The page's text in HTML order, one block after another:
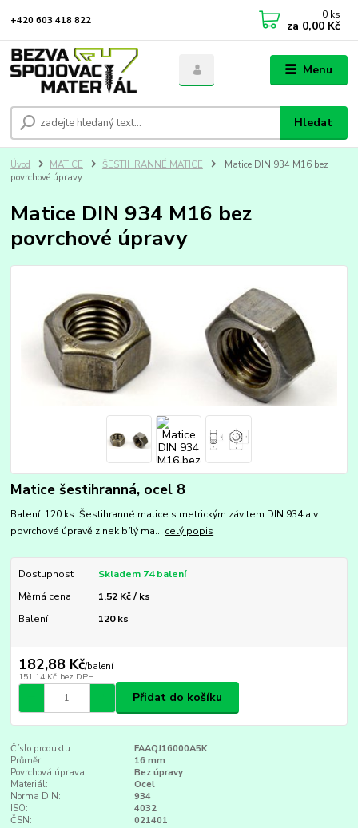
Menu
Hledat
+420 603 418 822 0 ks
za 0,00 Kč
Úvod MATICE ŠESTIHRANNÉ MATICE
Matice DIN 934 M16 bez
povrchové úpravy
Matice DIN 934 M16 bez
povrchové úpravy
Matice šestihranná, ocel 8
Balení: 120 ks. Šestihranné matice s metrickým závitem DIN 934 a v
povrchové úpravě zinek bílý ma... celý popis
Dostupnost
Skladem 74 balení
Měrná cena
1,52 Kč / ks
Balení
120 ks
182,88 Kč/balení
151,14 Kč bez DPH
Přidat do košíku
Číslo produktu:
FAAQJ16000A5K
Průměr:
16 mm
Povrchová úprava:
Bez úpravy
Materiál:
Ocel
Norma DIN:
934
ISO:
4032
ČSN:
021401